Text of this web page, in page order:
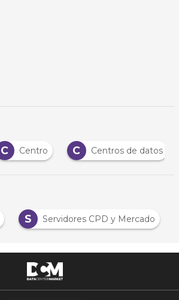
C Centro C Centros de datos
S Servidores CPD y Mercado